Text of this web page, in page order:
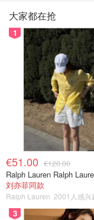
大家都在抢
1
€51.00 €120.00
刘亦菲同款
Ralph Lauren 2001人感兴
3